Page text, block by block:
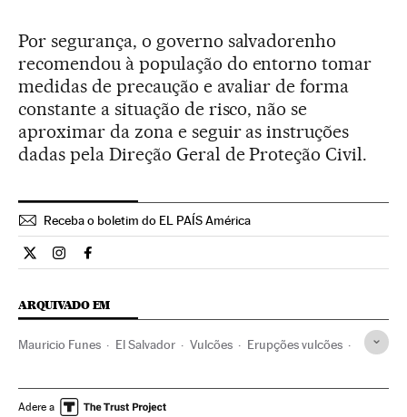
Por segurança, o governo salvadorenho
recomendou à população do entorno tomar
medidas de precaução e avaliar de forma
constante a situação de risco, não se
aproximar da zona e seguir as instruções
dadas pela Direção Geral de Proteção Civil.
Receba o boletim do EL PAÍS América
Internacional El País Brasil en Twitter
Internacional El País Brasil en Instagram
Internacional El País Brasil en Facebook
ARQUIVADO EM
Mauricio Funes El Salvador Vulcões Erupções vulcões
Desastres naturais Desastres
Adere a